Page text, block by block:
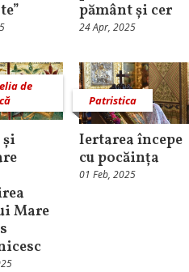
pământ și cer
24 Apr, 2025
de
și
Mare
Patristica
Iertarea începe
cu pocăința
01 Feb, 2025